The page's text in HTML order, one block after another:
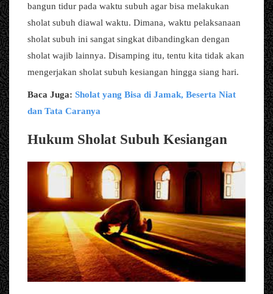
bangun tidur pada waktu subuh agar bisa melakukan
sholat subuh diawal waktu. Dimana, waktu pelaksanaan
sholat subuh ini sangat singkat dibandingkan dengan
sholat wajib lainnya. Disamping itu, tentu kita tidak akan
mengerjakan sholat subuh kesiangan hingga siang hari.
Baca Juga: Sholat yang Bisa di Jamak, Beserta Niat
dan Tata Caranya
Hukum Sholat Subuh Kesiangan